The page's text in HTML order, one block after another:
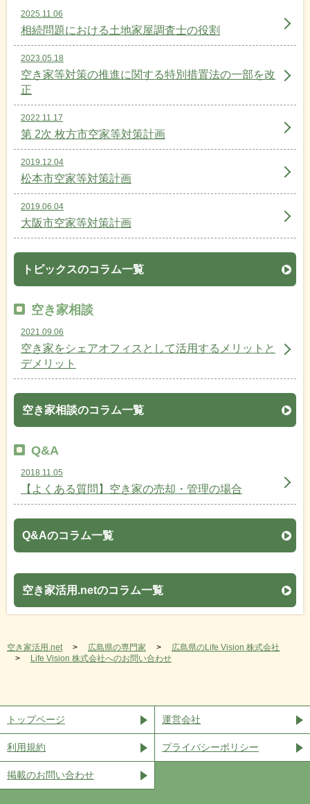
2025.11.06
相続問題における土地家屋調査士の役割
2023.05.18
空き家等対策の推進に関する特別措置法の一部を改
正
2022.11.17
第 2次 枚方市空家等対策計画
2019.12.04
松本市空家等対策計画
2019.06.04
大阪市空家等対策計画
トピックスのコラム一覧
空き家相談
2021.09.06
空き家をシェアオフィスとして活用するメリットと
デメリット
空き家相談のコラム一覧
Q&A
2018.11.05
【よくある質問】空き家の売却・管理の場合
Q&Aのコラム一覧
空き家活用.netのコラム一覧
空き家活用.net 広島県の専門家
広島県のLife Vision 株式会社
Life Vision 株式会社へのお問い合わせ
トップページ 運営会社
利用規約 プライバシーポリシー
掲載のお問い合わせ